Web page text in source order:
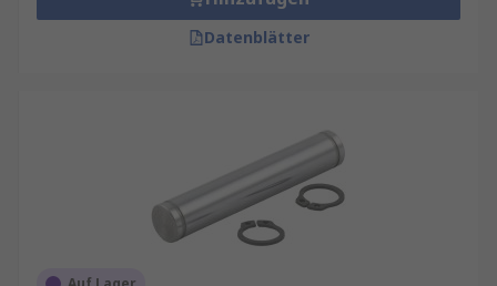
Datenblätter